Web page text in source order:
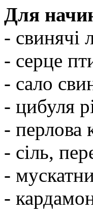
Для
- свинячі
- серце
- сало
- цибуля
- перлова
- сіль,
-
-